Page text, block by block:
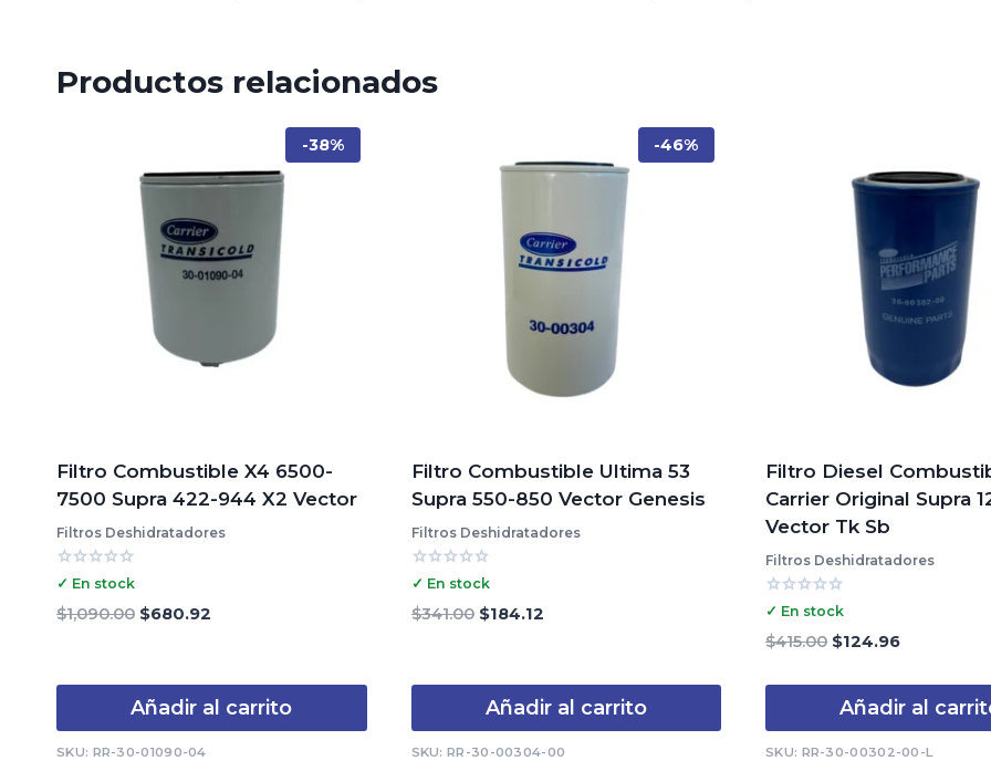
Productos relacionados
-38%
Filtro Combustible X4 6500-
7500 Supra 422-944 X2 Vector
Filtros Deshidratadores
Valorado
0
de
✓ En stock
$1,090.00 El
era:
$1,090.00.
$680.92
es:
$680.92.
Añadir al carrito
SKU: RR-30-01090-04
-46%
Filtro Combustible Ultima 53
Supra 550-850 Vector Genesis
Filtros Deshidratadores
Valorado
0
de
✓ En stock
$341.00 El
era:
$341.00.
$184.12El
es:
$184.12.
Añadir al carrito
SKU: RR-30-00304-00
Filtro Diesel
Carrier Original Supra
Vector Tk Sb
Filtros Deshidratadores
Valorado
0
de
✓ En stock
$415.00 El
original
era:
$124.96El
actual
es:
Añadir al
SKU: RR-30-00302-00-L